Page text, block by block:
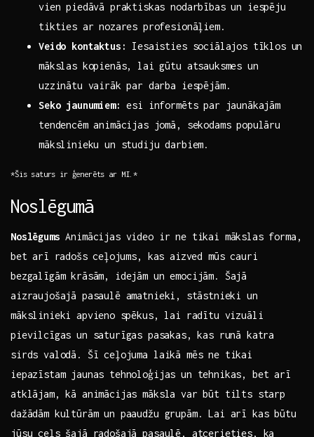
vien‌ piedāvā praktiskas nodarbības un iespēju‍
tikties ar nozares profesionāļiem.
Veido kontaktus:
Iesaisties sociālajos ​tīklos un
mākslas kopienās, lai gūtu atsauksmes ⁣un
uzzinātu vairāk‌ par darba iespējām.
Seko jaunumiem: esi informēts par jaunākajām
tendencēm animācijas jomā, sekodams populāru‍
mākslinieku un ‍studiju darbiem.
*Šis saturs ir ģenerēts‍ ar MI.*
Noslēgumā
Noslēgums Animācijas‍ video ir ne tikai mākslas forma,
bet⁤ arī‌ radošs⁤ ceļojums, kas aizved‍ mūs cauri
bezgalīgām krāsām, ​idejām un emocijām. Šajā
aizraujošajā pasaulē amatnieki,⁤ stāstnieki un
mākslinieki apvieno⁤ spēkus, lai ‌radītu vizuāli
pievilcīgas un saturīgas⁣ pasakas, kas runā ​katra
sirds valodā.‍ Šī ceļojuma laikā mēs ne tikai
iepazīstam jaunas tehnoloģijas ‌un tehnikas, bet arī⁤
atklājam, kā animācijas māksla var būt tilts starp
dažādām kultūrām​ un paaudžu grupām. Lai arī kas būtu
‌jūsu ceļs šajā radošajā pasaulē, atcerieties, ka